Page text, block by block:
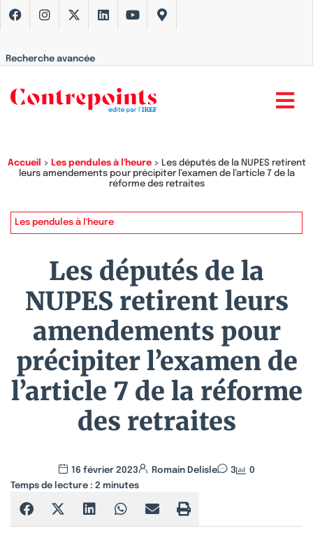
Recherche avancée
Accueil > Les pendules à l'heure> Les députés de la NUPES retirent
leurs amendements pour précipiter l’examen de l’article 7 de la
réforme des retraites
Les pendules à l'heure
Les députés de la
NUPES retirent leurs
amendements pour
précipiter l’examen de
l’article 7 de la réforme
des retraites
16 février 2023 Romain Delisle 3
0
Temps de lecture : 2 minutes